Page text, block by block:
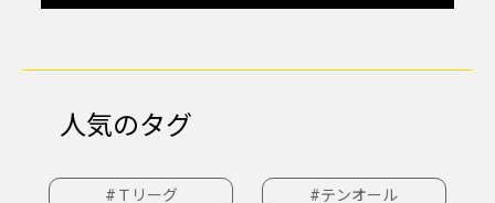
人気のタグ
#Ｔリーグ #テンオール